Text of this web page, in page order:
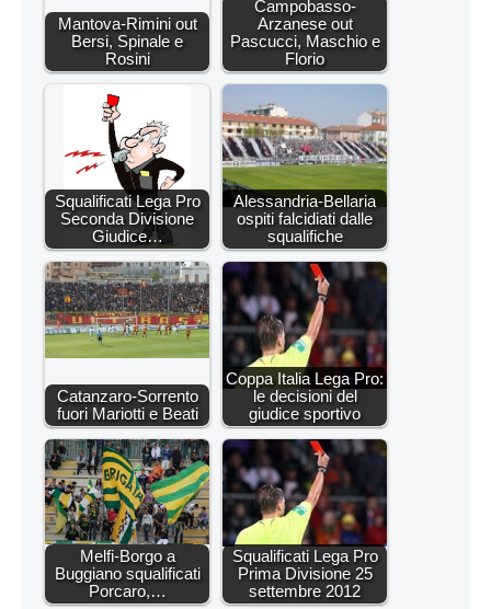
Mantova-Rimini out
Bersi, Spinale e
Rosini
Campobasso-
Arzanese out
Pascucci, Maschio e
Florio
Squalificati Lega Pro
Seconda Divisione
Giudice…
Alessandria-Bellaria
ospiti falcidiati dalle
squalifiche
Catanzaro-Sorrento
fuori Mariotti e Beati
Coppa Italia Lega Pro:
le decisioni del
giudice sportivo
Melfi-Borgo a
Buggiano squalificati
Porcaro,…
Squalificati Lega Pro
Prima Divisione 25
settembre 2012